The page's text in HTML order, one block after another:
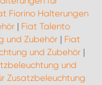
Fiorino Halterungen
| Fiat Talento
und Zubehör | Fiat
und Zubehör|
und
Zusatzbeleuchtung